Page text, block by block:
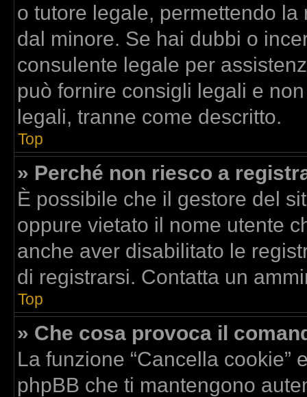
o tutore legale, permettendo
dal minore. Se hai dubbi o
consulente legale per
può fornire consigli legali e
legali, tranne come descritto.
Top
» Perché non riesco a
È possibile che il gestore del
oppure vietato il nome utente
anche aver disabilitato le
di registrarsi. Contatta un
Top
» Che cosa provoca il
La funzione “Cancella
phpBB che ti mantengono